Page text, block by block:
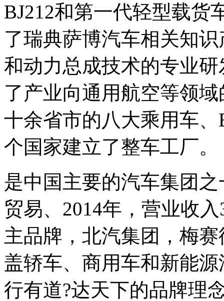
BJ212和第一代轻型载货
了瑞典萨博汽车相关知
和动力总成技术的专业
了产业向通用航空等领
十余省市的八大乘用车
个国家建立了整车工厂。
是中国主要的汽车集团
贸易、2014年，营业收
主品牌，北汽集团，梅
盖轿车、商用车和新能
行有道?达天下的品牌理